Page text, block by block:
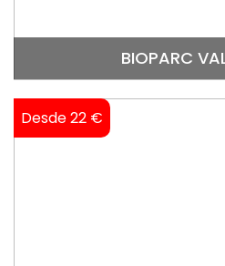
BIOPARC
Desde 22 €